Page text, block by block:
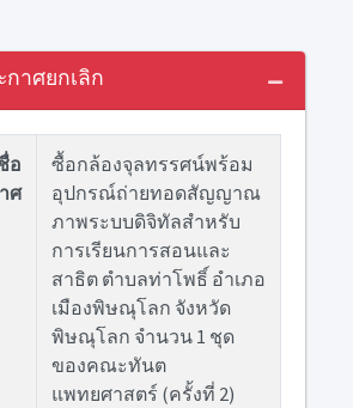
กาศยกเลิก
อ
ศ
ซื้อกล้องจุลทรรศน์พร้อม
อุปกรณ์ถ่ายทอดสัญญาณ
ภาพระบบดิจิทัลสำหรับ
การเรียนการสอนและ
สาธิต ตำบลท่าโพธิ์ อำเภอ
เมืองพิษณุโลก จังหวัด
พิษณุโลก จำนวน 1 ชุด
ของคณะทันต
แพทยศาสตร์ (ครั้งที่ 2)